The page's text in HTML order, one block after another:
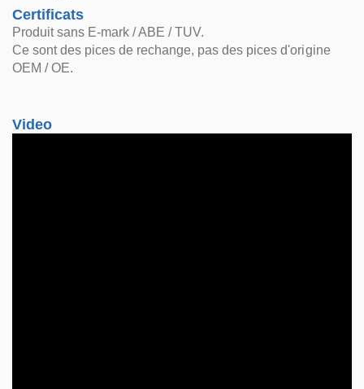
Certificats
Produit sans E-mark / ABE / TUV.
Ce sont des pices de rechange, pas des pices d'origine
OEM / OE.
Video